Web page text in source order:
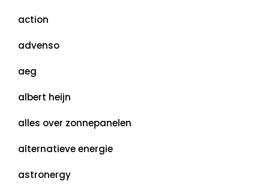
action
advenso
aeg
albert heijn
alles over zonnepanelen
alternatieve energie
astronergy